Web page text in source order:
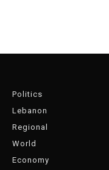
Politics
Lebanon
Regional
World
Economy